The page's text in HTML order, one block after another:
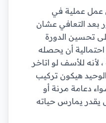
عملية في
بعد التعافي عشان
تحسين الدورة
أن يحصله
للأسف لو اتاخر
هيكون تركيب
دعامة مرنة أو
يقدر يمارس حياته